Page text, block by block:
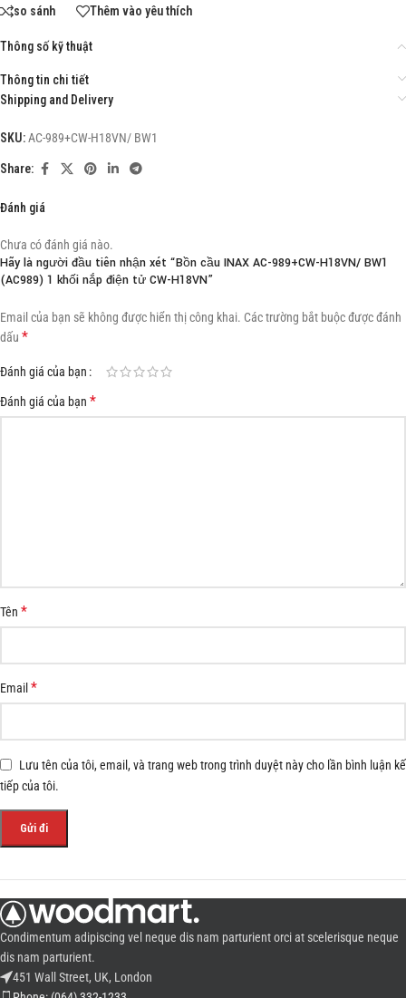
so sánh Thêm vào yêu thích
Thông số kỹ thuật
Thông tin chi tiết
Shipping and Delivery
SKU:AC-989+CW-H18VN/ BW1
Share:
Đánh giá
Chưa có đánh giá nào.
Hãy là người đầu tiên nhận xét “Bồn cầu INAX AC-989+CW-H18VN/ BW1
(AC989) 1 khối nắp điện tử CW-H18VN”
Email của bạn sẽ không được hiển thị công khai. Các trường bắt buộc được đánh
dấu *
Đánh giá của bạn
Đánh giá của bạn *
Tên *
Email*
Lưu tên của tôi, email, và trang web trong trình duyệt này cho lần bình luận kế
tiếp của tôi.
Condimentum adipiscing vel neque dis nam parturient orci at scelerisque neque
dis nam parturient.
451 Wall Street, UK, London